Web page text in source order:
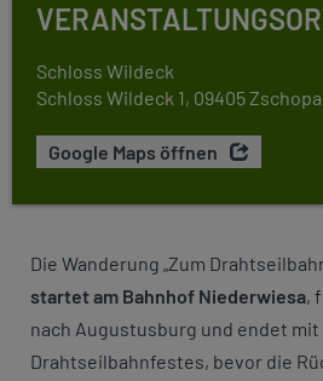
Schloss Wildeck
Schloss Wildeck 1, 09405
Google Maps öffnen
Die Wanderung „Zum
startet am Bahnhof Niederwiesa,
nach Augustusburg und endet mit
Drahtseilbahnfestes, bevor die